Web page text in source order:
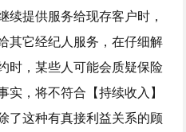
续提供服务给现存客户时，
其它经纪人服务，在仔细解
时，某些人可能会质疑保险
，将不符合【持续收入】
了这种有真接利益关系的顾